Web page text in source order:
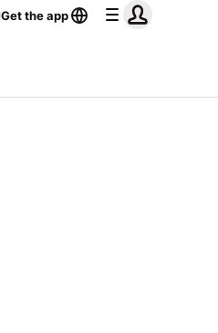
Get the app